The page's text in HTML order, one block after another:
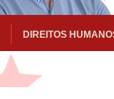
DIREITOS